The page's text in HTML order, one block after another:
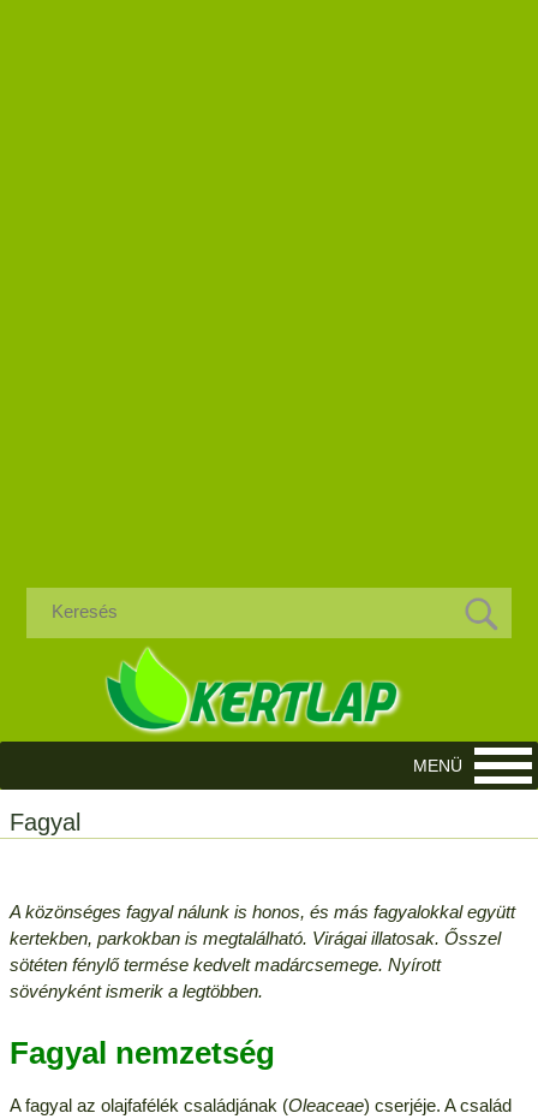
Fagyal
A közönséges fagyal nálunk is honos, és más fagyalokkal együtt
kertekben, parkokban is megtalálható. Virágai illatosak. Ősszel
sötéten fénylő termése kedvelt madárcsemege. Nyírott
sövényként ismerik a legtöbben.
Fagyal nemzetség
A fagyal az olajfafélék családjának (Oleaceae) cserjéje. A család